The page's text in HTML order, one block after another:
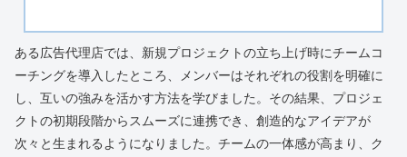
ある広告代理店では、新規プロジェクトの立ち上げ時にチームコ
ーチングを導入したところ、メンバーはそれぞれの役割を明確に
し、互いの強みを活かす方法を学びました。その結果、プロジェ
クトの初期段階からスムーズに連携でき、創造的なアイデアが
次々と生まれるようになりました。チームの一体感が高まり、ク